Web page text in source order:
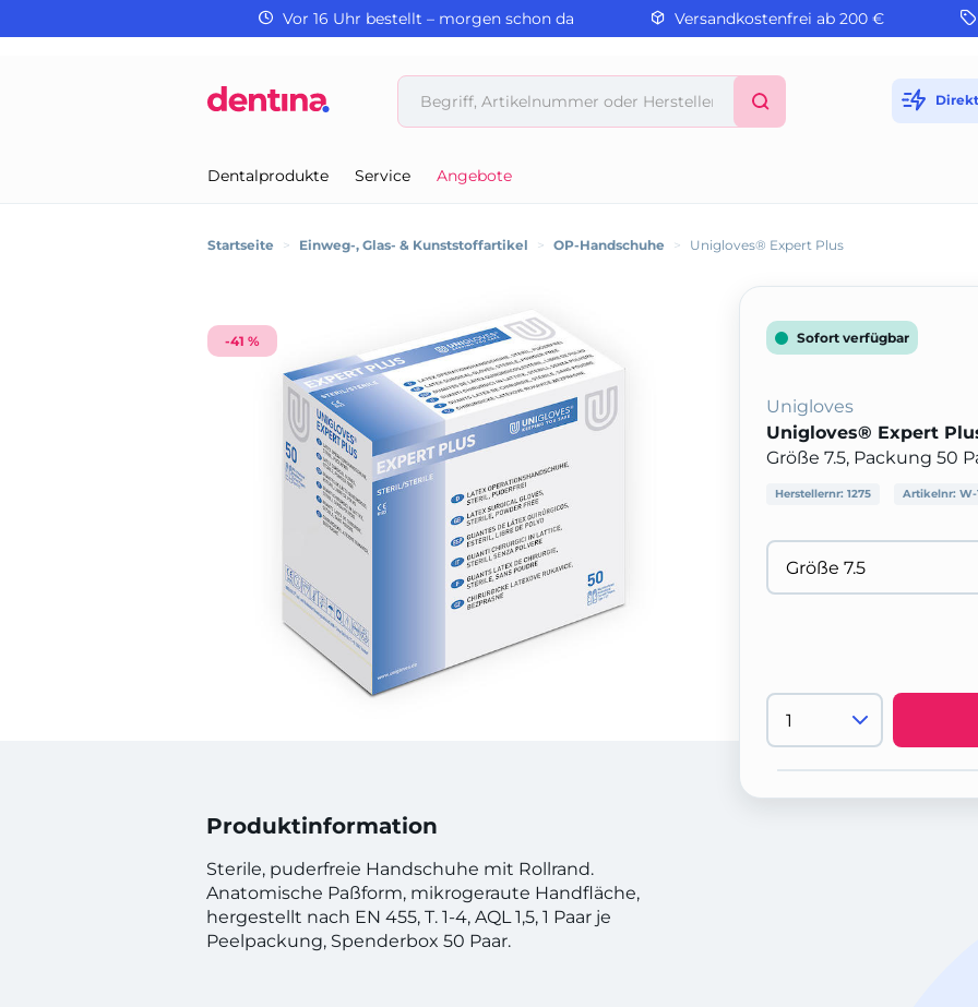
Vor 16 Uhr bestellt – morgen schon da Versandkostenfrei ab 200 €
Dentalprodukte Service Angebote
Startseite > Einweg-, Glas- & Kunststoffartikel > OP-Handschuhe > Unigloves® Expert Plus
-41 %
Produktinformation
Sterile, puderfreie Handschuhe mit Rollrand.
Anatomische Paßform, mikrogeraute Handfläche,
hergestellt nach EN 455, T. 1-4, AQL 1,5, 1 Paar je
Peelpackung, Spenderbox 50 Paar.
Sofort verfügbar
Unigloves
Unigloves® Expert
Größe 7.5, Packung 50
Herstellernr: 1275 Artikelnr: W-